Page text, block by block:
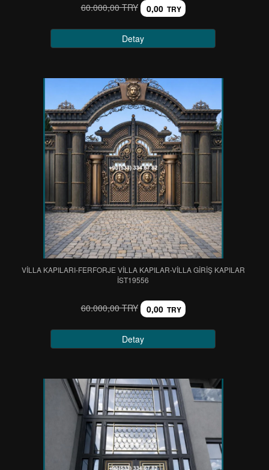
60.000,00 TRY 0,00 TRY
Detay
VİLLA KAPILARI-FERFORJE VİLLA KAPILAR-VİLLA GİRİŞ KAPILAR
IST19556
60.000,00 TRY 0,00 TRY
Detay